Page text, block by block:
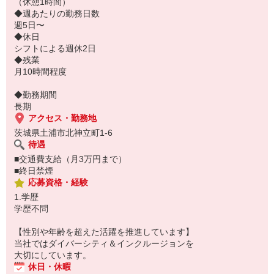
◆週あたりの勤務日数
週5日〜
◆休日
シフトによる週休2日
◆残業
月10時間程度
◆勤務期間
長期
アクセス・勤務地
茨城県土浦市北神立町1-6
待遇
■交通費支給（月3万円まで）
■終日禁煙
応募資格・経験
1.学歴
学歴不問
【性別や年齢を超えた活躍を推進しています】
当社ではダイバーシティ＆インクルージョンを
大切にしています。
休日・休暇